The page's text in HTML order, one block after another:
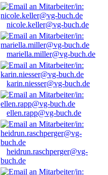
nicole.keller@vg-buch.de
mariella.miller@vg-buch.de
karin.niesser@vg-buch.de
ellen.rapp@vg-buch.de
heidrun.raschperger@vg-
buch.de